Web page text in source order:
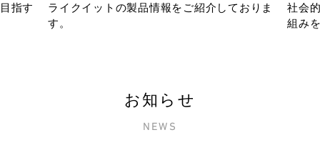
指す
ライクイットの製品情報をご紹介しておりま
す。
社会
組み
お知らせ
NEWS